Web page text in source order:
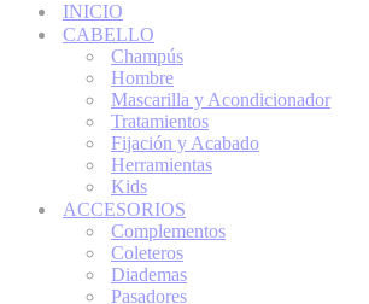
INICIO
CABELLO
Champús
Hombre
Mascarilla y Acondicionador
Tratamientos
Fijación y Acabado
Herramientas
Kids
ACCESORIOS
Complementos
Coleteros
Diademas
Pasadores